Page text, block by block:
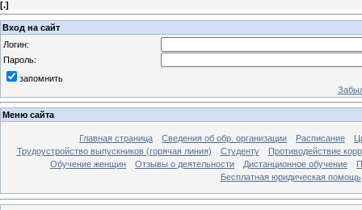
[.]
Вход на сайт
Логин:
Пароль:
запомнить
Меню сайта
Главная страница Сведения об обр. организации Расписание
Трудоустройство выпускников (горячая линия)
Студенту
Противодействие
Обучение женщин
Отзывы о деятельности Дистанционное обучение
Бесплатная юридическая помощь